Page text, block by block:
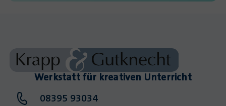
Werkstatt für kreativen Unterricht
08395 93034